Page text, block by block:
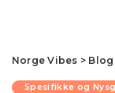
Norge Vibes > Blog
Spesifikke og